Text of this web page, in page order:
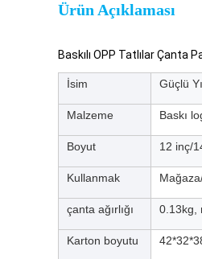
Ürün Açıklaması
Baskılı OPP Tatlılar Çanta
İsim Güçlü
Malzeme Baskı
Boyut 12 inç/
Kullanmak
çanta ağırlığı 0.13kg,
Karton boyutu